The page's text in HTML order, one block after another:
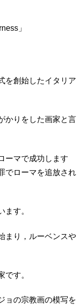
」
を創始したイタリア
かりをした画家と言
ーマで成功します
でローマを追放され
ます。
まり，ルーベンスや
です。
ョの宗教画の模写を